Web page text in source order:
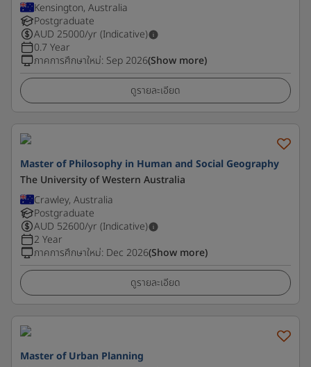
Kensington, Australia
Postgraduate
AUD 25000/yr (Indicative)
0.7 Year
ภาคการศึกษาใหม่: Sep 2026(Show more)
ดูรายละเอียด
Master of Philosophy in Human and Social Geography
The University of Western Australia
Crawley, Australia
Postgraduate
AUD 52600/yr (Indicative)
2 Year
ภาคการศึกษาใหม่: Dec 2026(Show more)
ดูรายละเอียด
Master of Urban Planning